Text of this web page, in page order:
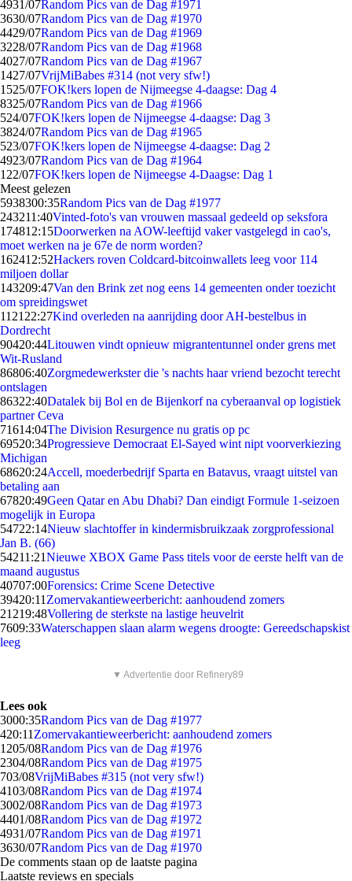
4931/07Random Pics van de Dag #1971
3630/07Random Pics van de Dag #1970
4429/07Random Pics van de Dag #1969
3228/07Random Pics van de Dag #1968
4027/07Random Pics van de Dag #1967
1427/07VrijMiBabes #314 (not very sfw!)
1525/07FOK!kers lopen de Nijmeegse 4-daagse: Dag 4
8325/07Random Pics van de Dag #1966
524/07FOK!kers lopen de Nijmeegse 4-daagse: Dag 3
3824/07Random Pics van de Dag #1965
523/07FOK!kers lopen de Nijmeegse 4-daagse: Dag 2
4923/07Random Pics van de Dag #1964
1 22/07FOK!kers lopen de Nijmeegse 4-Daagse: Dag 1
Meest gelezen
5938300:35Random Pics van de Dag #1977
243211:40Vinted-foto's van vrouwen massaal gedeeld op seksfora
174812:15Doorwerken na AOW-leeftijd vaker vastgelegd in cao's,
moet werken na je 67e de norm worden?
162412:52Hackers roven Coldcard-bitcoinwallets leeg voor 114
miljoen dollar
143209:47Van den Brink zet nog eens 14 gemeenten onder toezicht
om spreidingswet
1121 22:27Kind overleden na aanrijding door AH-bestelbus in
Dordrecht
90420:44Litouwen vindt opnieuw migrantentunnel onder grens met
Wit-Rusland
86806:40Zorgmedewerkster die 's nachts haar vriend bezocht terecht
ontslagen
86322:40Datalek bij Bol en de Bijenkorf na cyberaanval op logistiek
partner Ceva
71614:04The Division Resurgence nu gratis op pc
69520:34Progressieve Democraat El-Sayed wint nipt voorverkiezing
Michigan
68620:24Accell, moederbedrijf Sparta en Batavus, vraagt uitstel van
betaling aan
67820:49Geen Qatar en Abu Dhabi? Dan eindigt Formule 1-seizoen
mogelijk in Europa
54722:14Nieuw slachtoffer in kindermisbruikzaak zorgprofessional
Jan B. (66)
54211:21Nieuwe XBOX Game Pass titels voor de eerste helft van de
maand augustus
40707:00Forensics: Crime Scene Detective
39420:11 Zomervakantieweerbericht: aanhoudend zomers
21219:48Vollering de sterkste na lastige heuvelrit
7609:33Waterschappen slaan alarm wegens droogte: Gereedschapskist
leeg
▼ Advertentie door Refinery89
Lees ook
3000:35Random Pics van de Dag #1977
420:11 Zomervakantieweerbericht: aanhoudend zomers
1205/08Random Pics van de Dag #1976
2304/08Random Pics van de Dag #1975
703/08VrijMiBabes #315 (not very sfw!)
4103/08Random Pics van de Dag #1974
3002/08Random Pics van de Dag #1973
4401/08Random Pics van de Dag #1972
4931/07Random Pics van de Dag #1971
3630/07Random Pics van de Dag #1970
De comments staan op de laatste pagina
Laatste reviews en specials